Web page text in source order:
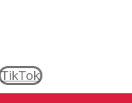
TikTok